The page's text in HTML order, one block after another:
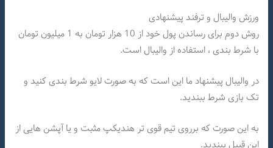
ورزش والیبال و ترفند پیشنهادی
روش دوم برای رساندن پول خود از 10 هزار تومان به 1 میلیون تومان
با شرط بندی ، استفاده از والیبال است.
در والیبال پیشنهاد ما این است که به صورت لایو شرط بندی کنید و
تک بازی شرط ببندید.
به این صورت که برروی تیم قوی تر هندیکپ مثبت و یا آپشن هایی از
این قبیل ببندید.